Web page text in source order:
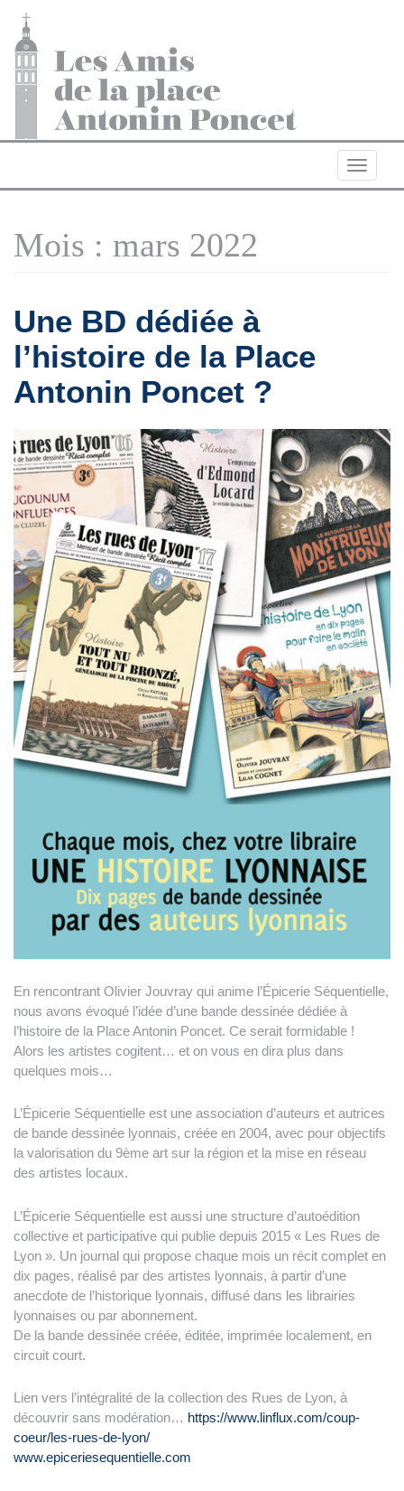
Mois : mars 2022
Une BD dédiée à
l’histoire de la Place
Antonin Poncet ?
En rencontrant Olivier Jouvray qui anime l’Épicerie Séquentielle,
nous avons évoqué l’idée d’une bande dessinée dédiée à
l’histoire de la Place Antonin Poncet. Ce serait formidable !
Alors les artistes cogitent… et on vous en dira plus dans
quelques mois…
L’Épicerie Séquentielle est une association d’auteurs et autrices
de bande dessinée lyonnais, créée en 2004, avec pour objectifs
la valorisation du 9ème art sur la région et la mise en réseau
des artistes locaux.
L’Épicerie Séquentielle est aussi une structure d’autoédition
collective et participative qui publie depuis 2015 « Les Rues de
Lyon ». Un journal qui propose chaque mois un récit complet en
dix pages, réalisé par des artistes lyonnais, à partir d’une
anecdote de l’historique lyonnais, diffusé dans les librairies
lyonnaises ou par abonnement.
De la bande dessinée créée, éditée, imprimée localement, en
circuit court.
Lien vers l’intégralité de la collection des Rues de Lyon, à
découvrir sans modération… https://www.linflux.com/coup-
coeur/les-rues-de-lyon/
www.epiceriesequentielle.com